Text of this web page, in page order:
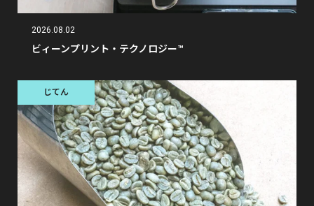
2026.08.02
ビィーンプリント・テクノロジー™︎
じてん